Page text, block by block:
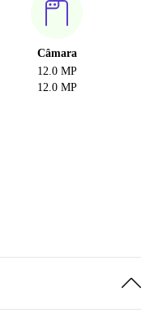
Câmara
12.0 MP
12.0 MP